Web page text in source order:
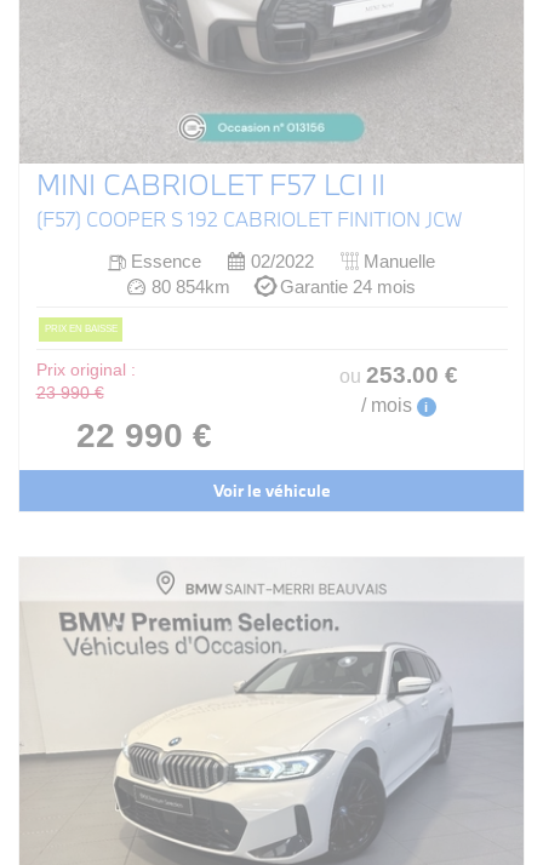
MINI CABRIOLET F57 LCI II
(F57) COOPER S 192 CABRIOLET FINITION JCW
Essence 02/2022
Manuelle
80 854km
Garantie 24 mois
PRIX EN BAISSE
Prix original :
23 990 €
22 990 €
ou 253.00 €
/ mois i
Voir le véhicule